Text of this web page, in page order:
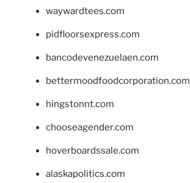
waywardtees.com
pidfloorsexpress.com
bancodevenezuelaen.com
bettermoodfoodcorporation.com
hingstonnt.com
chooseagender.com
hoverboardssale.com
alaskapolitics.com